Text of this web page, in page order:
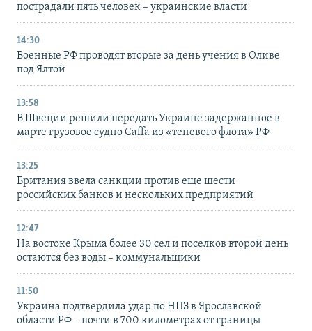
пострадали пять человек – украинские власти
14:30
Военные РФ проводят вторые за день учения в Оливе
под Ялтой
13:58
В Швеции решили передать Украине задержанное в
марте грузовое судно Caffa из «теневого флота» РФ
13:25
Британия ввела санкции против еще шести
российских банков и нескольких предприятий
12:47
На востоке Крыма более 30 сел и поселков второй день
остаются без воды – коммунальщики
11:50
Украина подтвердила удар по НПЗ в Ярославской
области РФ – почти в 700 километрах от границы